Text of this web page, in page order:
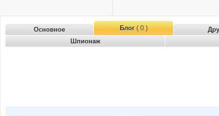
Основное Блог( 0 )
Шпионаж